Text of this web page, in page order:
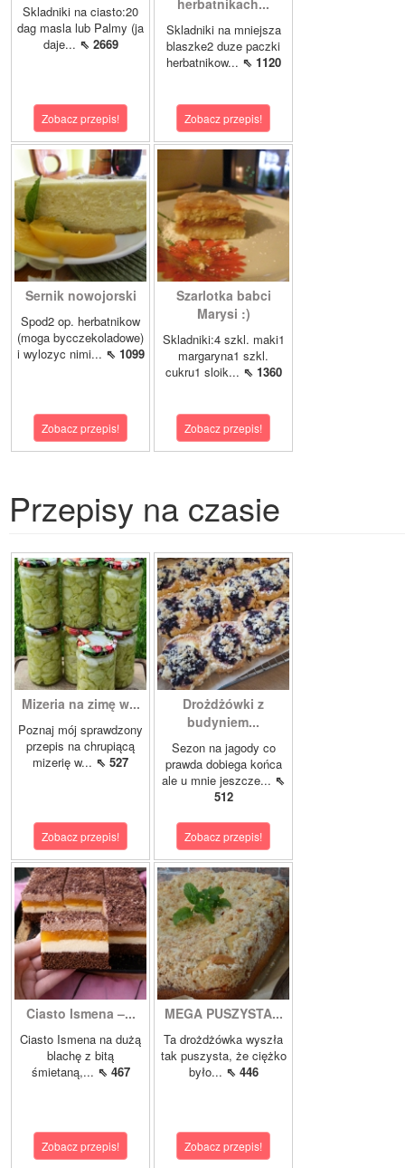
Skladniki na ciasto:20
dag masla lub Palmy (ja
daje... ⇖ 2669
Zobacz przepis!
herbatnikach...
Skladniki na mniejsza
blaszke2 duze paczki
herbatnikow... ⇖ 1120
Zobacz przepis!
Sernik nowojorski
Spod2 op. herbatnikow
(moga bycczekoladowe)
i wylozyc nimi... ⇖ 1099
Zobacz przepis!
Szarlotka babci
Marysi :)
Skladniki:4 szkl. maki1
margaryna1 szkl.
cukru1 sloik... ⇖ 1360
Zobacz przepis!
Przepisy na czasie
Mizeria na zimę w...
Poznaj mój sprawdzony
przepis na chrupiącą
mizerię w... ⇖ 527
Zobacz przepis!
Drożdżówki z
budyniem...
Sezon na jagody co
prawda dobiega końca
ale u mnie jeszcze... ⇖
512
Zobacz przepis!
Ciasto Ismena –...
Ciasto Ismena na dużą
blachę z bitą
śmietaną,... ⇖ 467
Zobacz przepis!
MEGA PUSZYSTA...
Ta drożdżówka wyszła
tak puszysta, że ciężko
było... ⇖ 446
Zobacz przepis!